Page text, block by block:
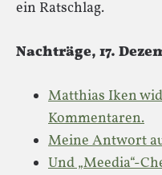
ein Ratschlag.
Nachträge, 17.
Matthias Iken
Kommentaren.
Meine Antwort
Und „Meedia“-